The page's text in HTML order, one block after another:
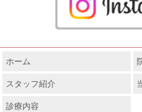
ホーム
スタッフ紹介
診療内容